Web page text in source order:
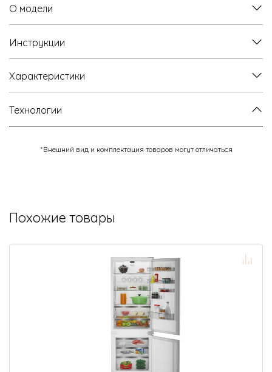
О модели
Инструкции
Характеристики
Технологии
*Внешний вид и комплектация товаров могут отличаться
Похожие товары